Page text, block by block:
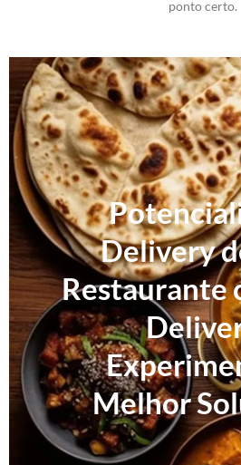
ponto certo.
Delivery
Restaurante
Melhor